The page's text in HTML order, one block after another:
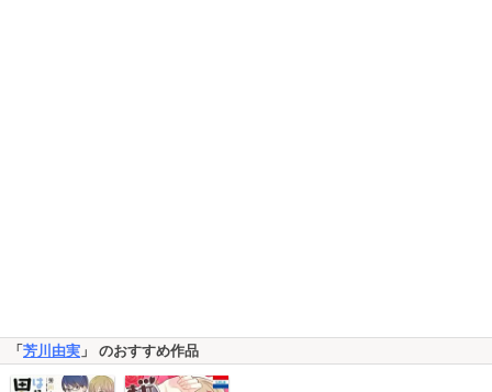
「 芳川由実 」 のおすすめ作品